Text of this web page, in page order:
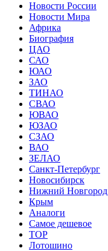
Новости России
Новости Мира
Африка
Биография
ЦАО
САО
ЮАО
ЗАО
ТИНАО
СВАО
ЮВАО
ЮЗАО
СЗАО
ВАО
ЗЕЛАО
Санкт-Петербург
Новосибирск
Нижний Новгород
Крым
Аналоги
Самое дешевое
TOP
Лотошино